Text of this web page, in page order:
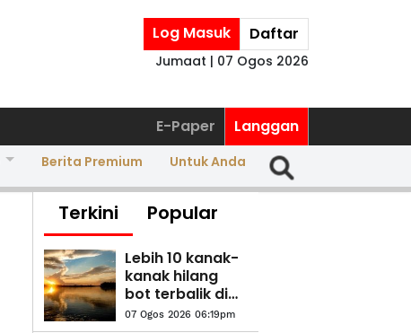
Log Masuk Daftar
Jumaat | 07 Ogos 2026
E-Paper Langgan
Berita Premium Untuk Anda
Terkini Popular
Lebih 10 kanak-
kanak hilang
bot terbalik di
DR Congo
07 Ogos 2026 06:19pm